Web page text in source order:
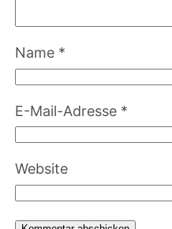
Name *
E-Mail-Adresse *
Website